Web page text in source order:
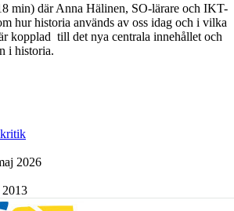
min) där Anna Hälinen, SO-lärare och IKT-
hur historia används av oss idag och i vilka
kopplad till det nya centrala innehållet och
i historia.
2026
2013